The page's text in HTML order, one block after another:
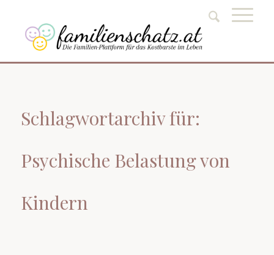
Schlagwortarchiv für:
Psychische Belastung von
Kindern